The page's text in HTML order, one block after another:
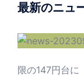
最新のニュ
限の147円台に